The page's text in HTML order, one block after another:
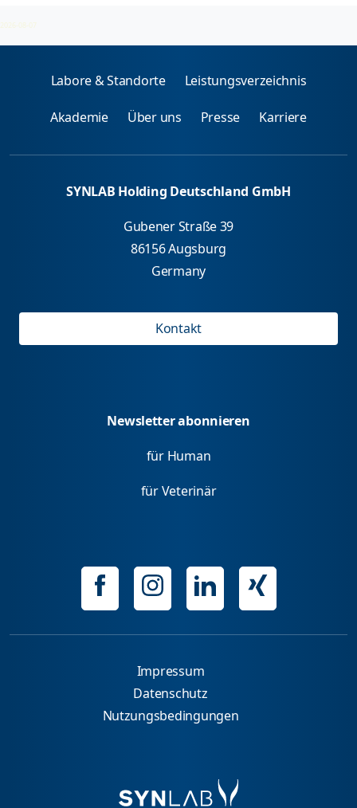
2026-08-07
Labore & Standorte Leistungsverzeichnis
Akademie Über uns Presse Karriere
SYNLAB Holding Deutschland GmbH
Gubener Straße 39
86156 Augsburg
Germany
Kontakt
Newsletter abonnieren
für Human
für Veterinär
Impressum
Datenschutz
Nutzungsbedingungen